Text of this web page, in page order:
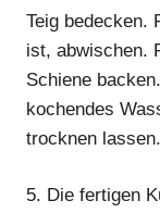
Teig bedecken.
ist, abwischen.
Schiene
kochendes
trocknen lassen.
5. Die fertigen